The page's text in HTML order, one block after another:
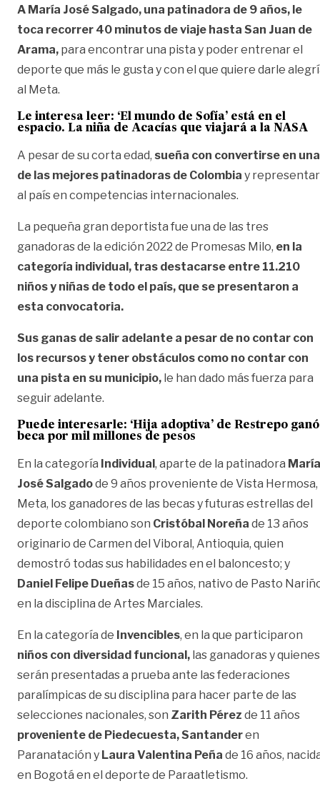
A María José Salgado, una patinadora de 9 años, le
toca recorrer 40 minutos de viaje hasta San Juan de
Arama, para encontrar una pista y poder entrenar el
deporte que más le gusta y con el que quiere darle
al Meta.
Le interesa leer: ‘El mundo de Sofía’ está en el
espacio. La niña de Acacías que viajará a la NASA
A pesar de su corta edad, sueña con convertirse en una
de las mejores patinadoras de Colombia y representar
al país en competencias internacionales.
La pequeña gran deportista fue una de las tres
ganadoras de la edición 2022 de Promesas Milo, en la
categoría individual, tras destacarse entre 11.210
niños y niñas de todo el país, que se presentaron a
esta convocatoria.
Sus ganas de salir adelante a pesar de no contar con
los recursos y tener obstáculos como no contar con
una pista en su municipio, le han dado más fuerza para
seguir adelante.
Puede interesarle: ‘Hija adoptiva’ de Restrepo ganó
beca por mil millones de pesos
En la categoría Individual, aparte de la patinadora María
José Salgadode 9 años proveniente de Vista Hermosa,
Meta, los ganadores de las becas y futuras estrellas del
deporte colombiano son Cristóbal Noreña de 13 años
originario de Carmen del Viboral, Antioquia, quien
demostró todas sus habilidades en el baloncesto; y
Daniel Felipe Dueñasde 15 años, nativo de Pasto
en la disciplina de Artes Marciales.
En la categoría de Invencibles, en la que participaron
niños con diversidad funcional, las ganadoras y quienes
serán presentadas a prueba ante las federaciones
paralímpicas de su disciplina para hacer parte de las
selecciones nacionales, son Zarith Pérez de 11 años
proveniente de Piedecuesta, Santanderen
Paranatación y Laura Valentina Peña de 16 años,
en Bogotá en el deporte de Paraatletismo.